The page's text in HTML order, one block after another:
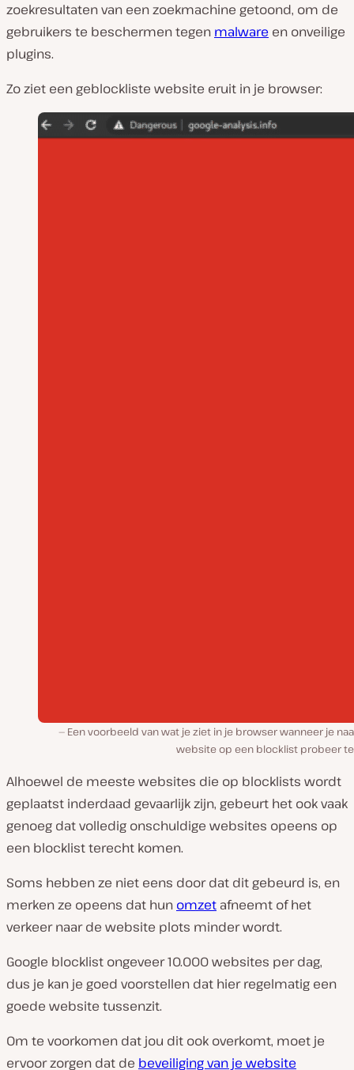
zoekresultaten van een zoekmachine getoond, om de
gebruikers te beschermen tegen malware en onveilige
plugins.
Zo ziet een geblockliste website eruit in je browser:
Een voorbeeld van wat je ziet in je browser wanneer je
website op een blocklist probeer te
Alhoewel de meeste websites die op blocklists wordt
geplaatst inderdaad gevaarlijk zijn, gebeurt het ook vaak
genoeg dat volledig onschuldige websites opeens op
een blocklist terecht komen.
Soms hebben ze niet eens door dat dit gebeurd is, en
merken ze opeens dat hun omzet afneemt of het
verkeer naar de website plots minder wordt.
Google blocklist ongeveer 10.000 websites per dag,
dus je kan je goed voorstellen dat hier regelmatig een
goede website tussenzit.
Om te voorkomen dat jou dit ook overkomt, moet je
ervoor zorgen dat de beveiliging van je website